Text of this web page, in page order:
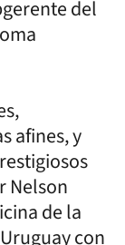
del
afines, y
Nelson
de la
con